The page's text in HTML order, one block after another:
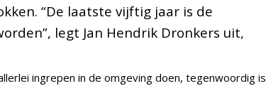
“De laatste vijftig jaar is de
legt Jan Hendrik Dronkers uit,
ingrepen in de omgeving doen, tegenwoordig is